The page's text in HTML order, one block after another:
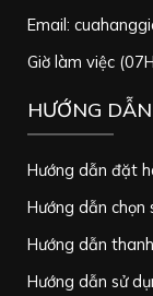
Email:
Giờ làm việc
HƯỚNG DẪN
Hướng dẫn đặt
Hướng dẫn chọn
Hướng dẫn
Hướng dẫn sử